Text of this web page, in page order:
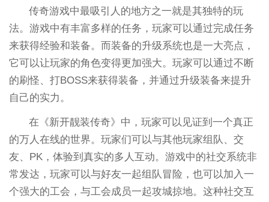
传奇游戏中最吸引人的地方之一就是其独特的玩
法。游戏中有丰富多样的任务，玩家可以通过完成任务
来获得经验和装备。而装备的升级系统也是一大亮点，
它可以让玩家的角色变得更加强大。玩家可以通过不断
的刷怪、打BOSS来获得装备，并通过升级装备来提升
自己的实力。
在《新开靓装传奇》中，玩家可以见证到一个真正
的万人在线的世界。玩家们可以与其他玩家组队、交
友、PK，体验到真实的多人互动。游戏中的社交系统非
常发达，玩家可以与好友一起组队冒险，也可以加入一
个强大的工会，与工会成员一起攻城掠地。这种社交互